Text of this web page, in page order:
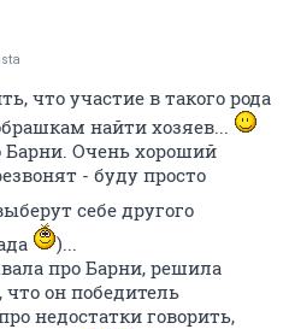
что участие в такого рода
найти хозяев...
Барни. Очень хороший
- буду просто
себе другого
)...
про Барни, решила
он победитель
недостатки говорить,